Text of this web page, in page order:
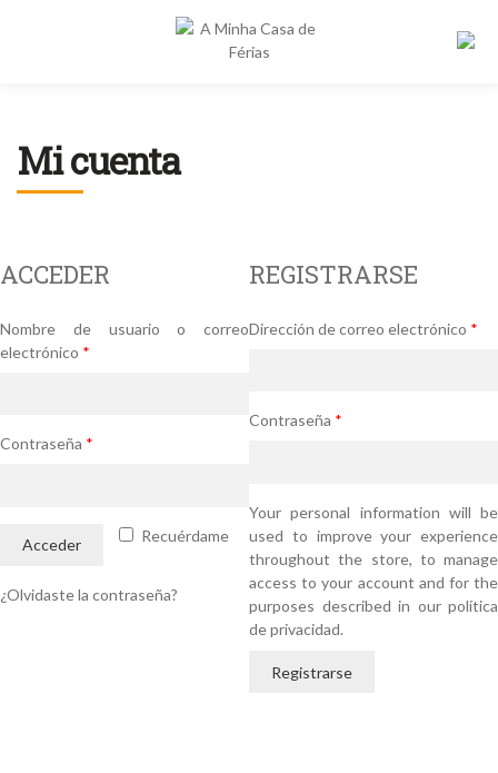
Sobre nosotros
Contactos
Mi cuenta
ACCEDER
Nombre de usuario o correo
electrónico *
Contraseña *
Acceder
Recuérdame
¿Olvidaste la contraseña?
REGISTRARSE
Dirección de correo electrónico *
Contraseña *
Your personal information will be
used to improve your experience
throughout the store, to manage
access to your account and for the
purposes described in our política
de privacidad.
Registrarse